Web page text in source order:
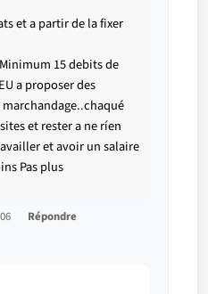
et a partir de la fixer
15 debits de
a proposer des
et rester a ne ríen
et avoir un salaire
Pas plus
Répondre